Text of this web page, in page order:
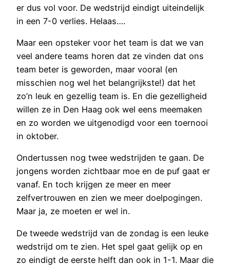
er dus vol voor. De wedstrijd eindigt uiteindelijk
in een 7-0 verlies. Helaas….
Maar een opsteker voor het team is dat we van
veel andere teams horen dat ze vinden dat ons
team beter is geworden, maar vooral (en
misschien nog wel het belangrijkste!) dat het
zo’n leuk en gezellig team is. En die gezelligheid
willen ze in Den Haag ook wel eens meemaken
en zo worden we uitgenodigd voor een toernooi
in oktober.
Ondertussen nog twee wedstrijden te gaan. De
jongens worden zichtbaar moe en de puf gaat er
vanaf. En toch krijgen ze meer en meer
zelfvertrouwen en zien we meer doelpogingen.
Maar ja, ze moeten er wel in.
De tweede wedstrijd van de zondag is een leuke
wedstrijd om te zien. Het spel gaat gelijk op en
zo eindigt de eerste helft dan ook in 1-1. Maar die